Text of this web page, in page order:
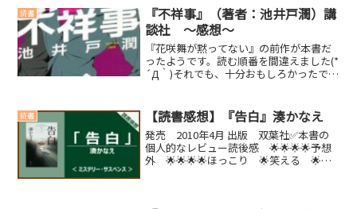
るため、わかりやすいです。今後の人生
において、非常に...
読書
『不祥事』（著者：池井戸潤）講
談社 ～感想～
『花咲舞が黙ってない』の前作が本書だ
ったようです。読む順番を間違えました(*
´Д｀)それでも、十分おもしろかったで
店に独り「臨店指導」する彼に、念願の
部下がつけられると...
読書 【読書感想】『告白』湊かなえ
発売 2010年4月 出版 双葉社✅本書の
個人的なレビュー読後感 🌟🌟🌟🌟予想
外 🌟🌟🌟🌟ほっこり 🌟笑える 🌟泣